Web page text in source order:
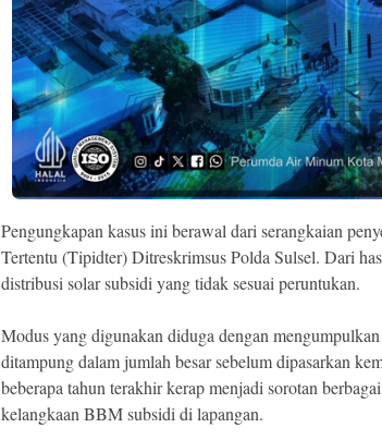
Pengungkapan kasus ini berawal dari serangkaian
Tertentu (Tipidter) Ditreskrimsus Polda Sulsel. Dari
distribusi solar subsidi yang tidak sesuai peruntukan.
Modus yang digunakan diduga dengan
ditampung dalam jumlah besar sebelum dipasarkan
beberapa tahun terakhir kerap menjadi sorotan
kelangkaan BBM subsidi di lapangan.